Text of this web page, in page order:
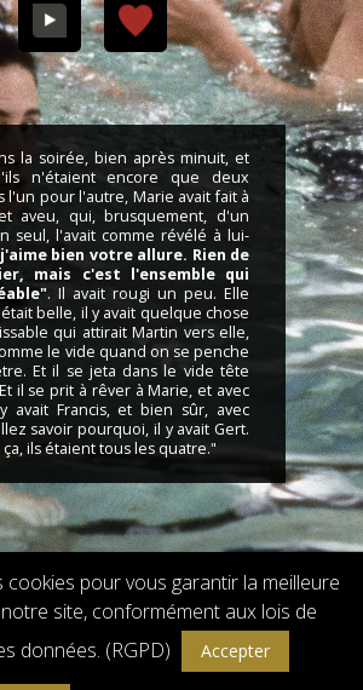
la soirée, bien après minuit, et
n'étaient encore que deux
l'un pour l'autre, Marie avait fait à
aveu, qui, brusquement, d'un
seul, l'avait comme révélé à lui-
bien votre allure. Rien de
mais c'est l'ensemble qui
. Il avait rougi un peu. Elle
belle, il y avait quelque chose
qui attirait Martin vers elle,
le vide quand on se penche
Et il se jeta dans le vide tête
il se prit à rêver à Marie, et avec
avait Francis, et bien sûr, avec
savoir pourquoi, il y avait Gert.
ça, ils étaient tous les quatre."
et de diffusion réservés © 2018 Flach Film
GW - Agence Web Bordeaux
cookies pour vous garantir la meilleure
site, conformément aux lois de
données. (RGPD)
Accepter